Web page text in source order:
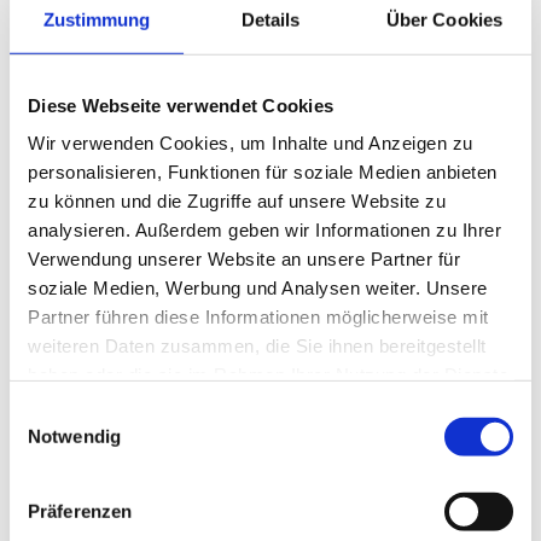
Zustimmung Details Über Cookies
Diese Webseite verwendet Cookies
Wir verwenden Cookies, um Inhalte und Anzeigen zu
personalisieren, Funktionen für soziale Medien anbieten
zu können und die Zugriffe auf unsere Website zu
analysieren. Außerdem geben wir Informationen zu Ihrer
Verwendung unserer Website an unsere Partner für
soziale Medien, Werbung und Analysen weiter. Unsere
Partner führen diese Informationen möglicherweise mit
weiteren Daten zusammen, die Sie ihnen bereitgestellt
Notwendig
Präferenzen
Kolpingstraße 1-7/C/1
1230 Wien
Maschinenbau
TB Energie e.U. - TB-Energie - Technisches
Büro für Technische Physik
Klosterstraße 29
3011 Tullnerbach
Technische Physik
Mobil: +43(0)664 28 22 22 6
E-Mail:hannes.horacek@tb-energie.at
TÄTIGKEITEN: